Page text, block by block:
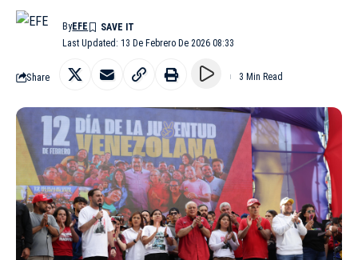
Last Updated: 13 De Febrero De 2026 08:33
ByEFE
Share 3 Min Read